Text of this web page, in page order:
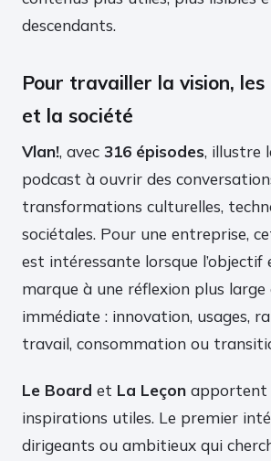
descendants.
Pour travailler la vision,
et la société
Vlan!, avec 316 épisodes, illustre
podcast à ouvrir des
transformations culturelles,
sociétales. Pour une entreprise,
est intéressante lorsque l’objectif
marque à une réflexion plus large
immédiate : innovation, usages,
travail, consommation ou
Le Board et La Leçon apportent
inspirations utiles. Le premier
dirigeants ou ambitieux qui